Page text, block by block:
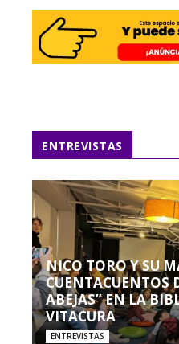
ENTREVISTAS
NICO TORO Y SU
CUENTACUENTOS
ABEJAS” EN LA
VITACURA
ENTREVISTAS